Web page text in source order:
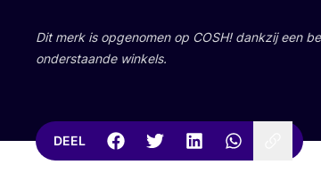
Dit merk is opge­no­men op COSH! dank­zij een
onder­staan­de winkels.
DEEL